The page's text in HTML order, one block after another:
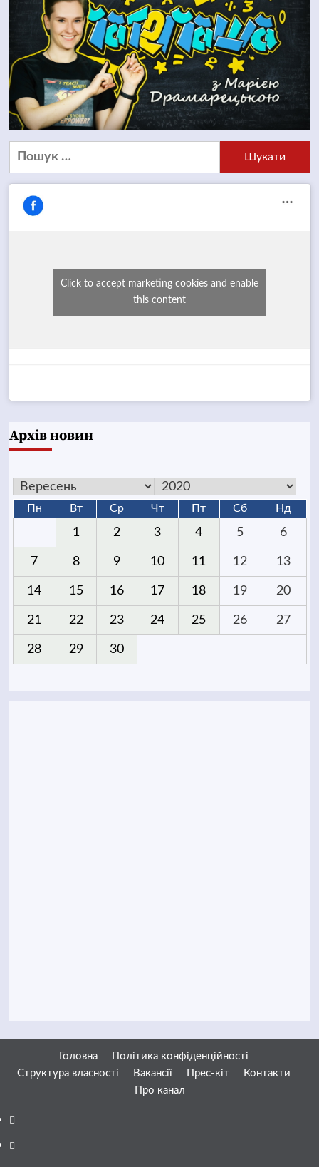
Пошук:
Click to accept marketing cookies and enable
this content
Архів новин
Пн Вт Ср Чт Пт Сб Нд
1 2 3 4 5 6
7 8 9 10 11 12 13
14 15 16 17 18 19 20
21 22 23 24 25 26 27
28 29 30
Головна
Політика конфіденційності
Структура власності
Вакансії Прес-кіт
Контакти
Про канал
Facebook
YouTube